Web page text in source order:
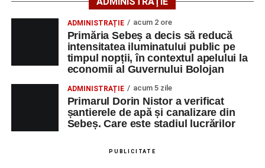
2030
Paștele Catolic 2020 – 12 aprilie
Paștele Catolic 2021 – 4 aprilie
Paștele Catolic 2022 – 17 aprilie
Paștele Catolic 2024 – 31 martie
Paștele Catolic 2025 – 20 aprilie
Paștele Catolic 2026 – 5 aprilie
Paștele Catolic 2027 – 28 martie
ADMINISTRAȚIE acum 2 ore
Primăria Sebeș a decis să reducă
intensitatea iluminatului public pe
timpul nopții, în contextul apelului la
economii al Guvernului Bolojan
ADMINISTRAȚIE acum 5 zile
Primarul Dorin Nistor a verificat
șantierele de apă și canalizare din
Sebeș. Care este stadiul lucrărilor
PUBLICITATE